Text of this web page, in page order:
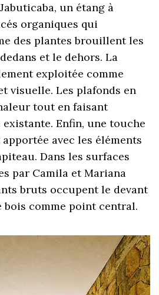
un étang à
organiques qui
des plantes brouillent les
et le dehors. La
exploitée comme
visuelle. Les plafonds en
tout en faisant
Enfin, une touche
avec les éléments
Dans les surfaces
par Camila et Mariana
bruts occupent le devant
bois comme point central.